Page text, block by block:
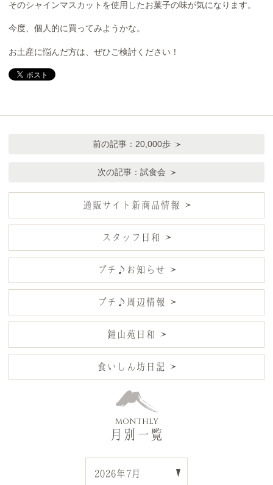
そのシャインマスカットを使用したお菓子の味が気になります。
今度、個人的に買ってみようかな。
お土産に悩んだ方は、ぜひご検討ください！
前の記事： 20,000歩
次の記事： 試食会
通販サイト新商品情報
スタッフ日和
プチ♪お知らせ
プチ♪周辺情報
鐘山苑日和
食いしん坊日記
MONTHLY
月別一覧